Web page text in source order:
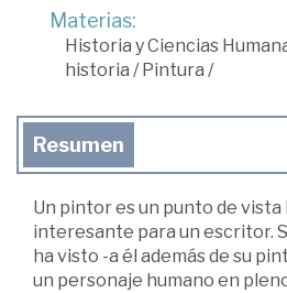
Materias:
Historia y Ciencias
historia / Pintura /
Resumen
Un pintor es un punto de
interesante para un escritor.
ha visto -a él además de su
un personaje humano en